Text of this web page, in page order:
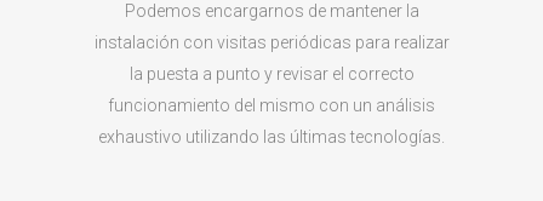
Podemos encargarnos de mantener la
instalación con visitas periódicas para realizar
la puesta a punto y revisar el correcto
funcionamiento del mismo con un análisis
exhaustivo utilizando las últimas tecnologías.